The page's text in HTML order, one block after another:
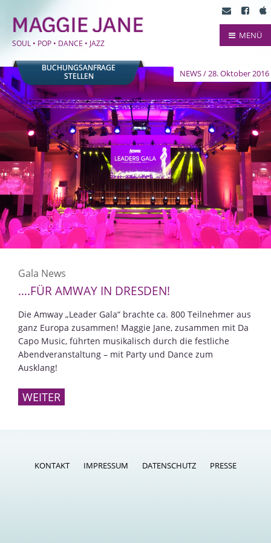
SOUL • POP • DANCE • JAZZ
MENÜ
BUCHUNGSANFRAGE
STELLEN
NEWS / 28. Oktober 2016
Gala News
….FÜR AMWAY IN DRESDEN!
Die Amway „Leader Gala“ brachte ca. 800 Teilnehmer aus
ganz Europa zusammen! Maggie Jane, zusammen mit Da
Capo Music, führten musikalisch durch die festliche
Abendveranstaltung – mit Party und Dance zum
Ausklang!
WEITER
KONTAKT IMPRESSUM DATENSCHUTZ PRESSE